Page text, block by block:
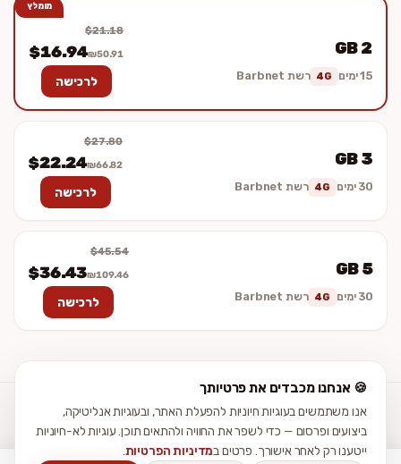
מומלץ
2 GB
15 ימים 4G רשת Barbnet
$21.18
$16.94₪50.91
לרכישה
3 GB
30 ימים 4G רשת Barbnet
$27.80
$22.24₪66.82
לרכישה
5 GB
30 ימים 4G רשת Barbnet
$45.54
$36.43₪109.46
לרכישה
🍪 אנחנו מכבדים את פרטיותך
אנו משתמשים בעוגיות חיוניות להפעלת האתר, ובעוגיות אנליטיקה,
ביצועים ופרסום — כדי לשפר את החוויה ולהתאים תוכן. עוגיות לא-חיוניות
ייטענו רק לאחר אישורך. פרטים במדיניות הפרטיות
עזרהמדריכי התקנה ביקורות תנאי שימושפרטיותנגישותצור קשר